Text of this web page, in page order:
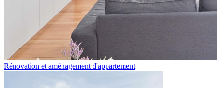
Rénovation et aménagement d'appartement